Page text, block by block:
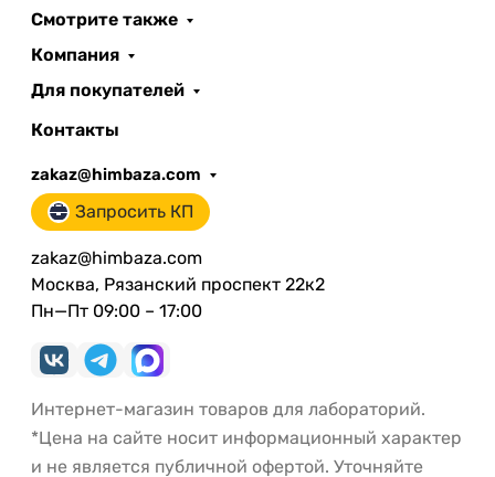
Смотрите также
Компания
Для покупателей
Контакты
zakaz@himbaza.com
Запросить КП
zakaz@himbaza.com
Москва, Рязанский проспект 22к2
Пн—Пт 09:00 – 17:00
Интернет-магазин товаров для лабораторий.
*Цена на сайте носит информационный характер
и не является публичной офертой. Уточняйте